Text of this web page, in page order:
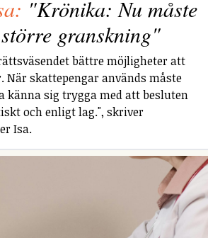
"Krönika: Nu måste
granskning"
bättre möjligheter att
skattepengar används måste
känna sig trygga med att besluten
och enligt lag.", skriver
Isa.